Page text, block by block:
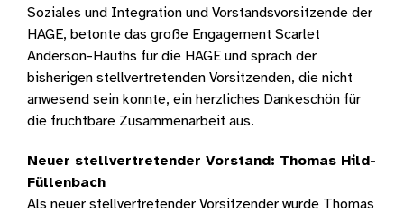
Soziales und Integration und Vorstandsvorsitzende der
HAGE, betonte das große Engagement Scarlet
Anderson-Hauths für die HAGE und sprach der
bisherigen stellvertretenden Vorsitzenden, die nicht
anwesend sein konnte, ein herzliches Dankeschön für
die fruchtbare Zusammenarbeit aus.
Neuer stellvertretender Vorstand: Thomas Hild-
Füllenbach
Als neuer stellvertretender Vorsitzender wurde Thomas